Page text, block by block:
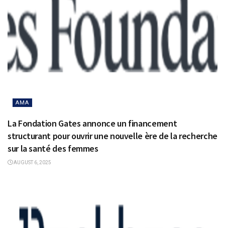
AMA
La Fondation Gates annonce un financement
structurant pour ouvrir une nouvelle ère de la recherche
sur la santé des femmes
AUGUST 6, 2025